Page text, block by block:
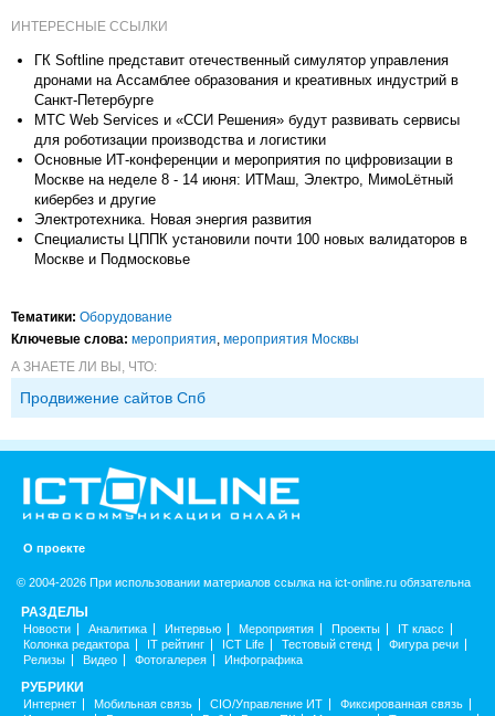
ИНТЕРЕСНЫЕ ССЫЛКИ
ГК Softline представит отечественный симулятор управления
дронами на Ассамблее образования и креативных индустрий в
Санкт-Петербурге
МТС Web Services и «ССИ Решения» будут развивать сервисы
для роботизации производства и логистики
Основные ИТ-конференции и мероприятия по цифровизации в
Москве на неделе 8 - 14 июня: ИТМаш, Электро, МимоLётный
кибербез и другие
Электротехника. Новая энергия развития
Специалисты ЦППК установили почти 100 новых валидаторов в
Москве и Подмосковье
Тематики: Оборудование
Ключевые слова: мероприятия мероприятия Москвы
А ЗНАЕТЕ ЛИ ВЫ, ЧТО:
Продвижение сайтов Спб
О проекте
© 2004-2026 При использовании материалов ссылка на ict-online.ru обязательна
РАЗДЕЛЫ
Новости Аналитика Интервью Мероприятия Проекты
IT класс
Колонка редактора
IT рейтинг ICT Life Тестовый стенд
Фигура речи
Релизы
Видео Фотогалерея Инфографика
РУБРИКИ
Интернет Мобильная связь CIO/Управление ИТ
Фиксированная связь